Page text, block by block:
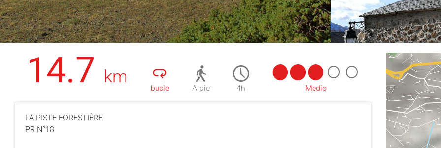
14.7 km
bucle A pie 4h Medio
LA PISTE FORESTIÈRE
PR N°18